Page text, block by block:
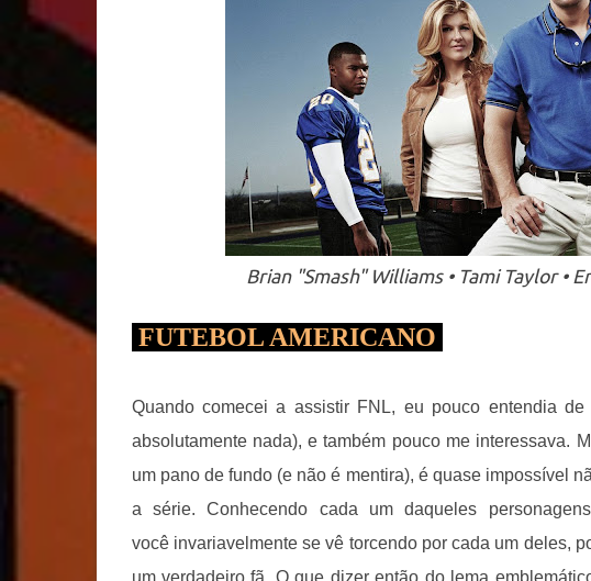
Brian "Smash" Williams • Tami Taylor •
FUTEBOL AMERICANO
Quando comecei a assistir FNL, eu pouco entendia
absolutamente nada), e também pouco me interessava.
um pano de fundo (e não é mentira), é quase impossível
a série. Conhecendo cada um daqueles
você invariavelmente se vê torcendo por cada um deles,
um verdadeiro fã. O que dizer então do lema